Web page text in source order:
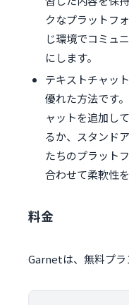
クなプラットフ
じ環境でコミュ
にします。
テキストチャッ
優れた方法です
ャットを追加し
るか、スタンド
たちのプラット
合わせて柔軟性
料金
Garnetは、無料プラ